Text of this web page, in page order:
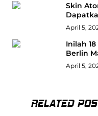
Skin
April 5,
Inilah
Berlin
April 5,
RELATED